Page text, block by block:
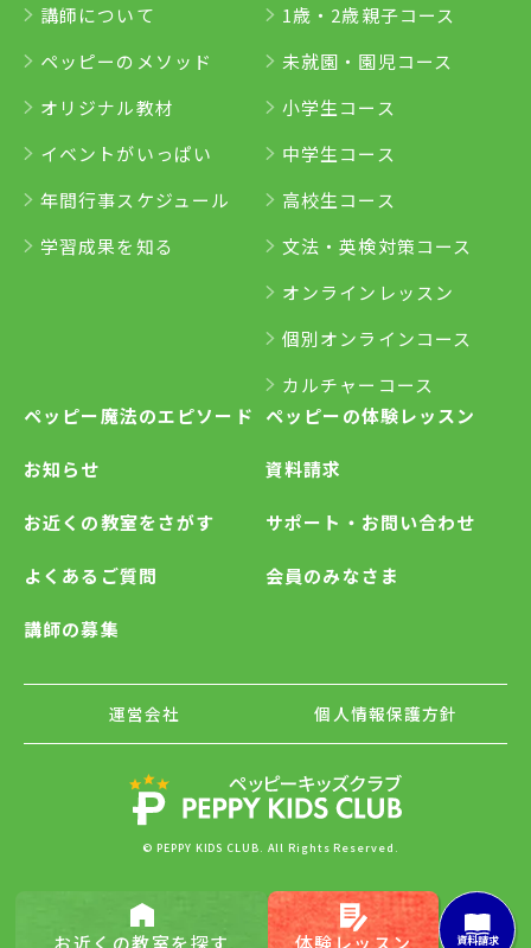
講師について
ペッピーのメソッド
オリジナル教材
イベントがいっぱい
年間行事スケジュール
学習成果を知る
1歳・2歳親子コース
未就園・園児コース
小学生コース
中学生コース
高校生コース
文法・英検対策コース
オンラインレッスン
個別オンラインコース
カルチャーコース
ペッピー魔法のエピソード
お知らせ
お近くの教室をさがす
よくあるご質問
講師の募集
ペッピーの体験レッスン
資料請求
サポート・お問い合わせ
会員のみなさま
運営会社 個人情報保護方針
© PEPPY KIDS CLUB. All Rights Reserved.
お近くの教室を探す 体験レッスン 資料請求